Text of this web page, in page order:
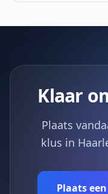
Klaar
Plaats
klus in
Plaats